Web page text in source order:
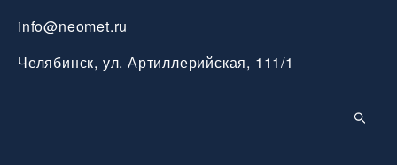
info@neomet.ru
Челябинск, ул. Артиллерийская, 111/1